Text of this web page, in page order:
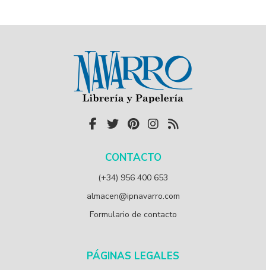
CONTACTO
(+34) 956 400 653
almacen@ipnavarro.com
Formulario de contacto
PÁGINAS LEGALES